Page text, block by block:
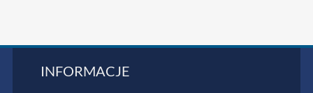
INFORMACJE